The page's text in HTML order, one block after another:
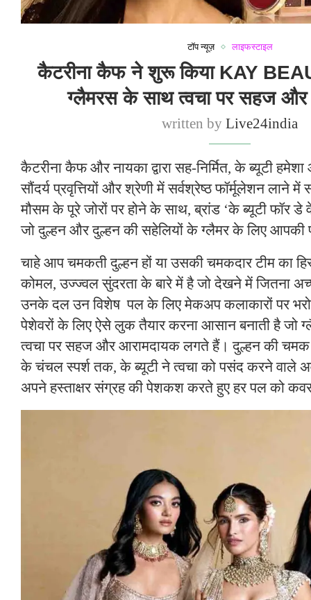
टॉप न्यूज़ लाइफस्टाइल
कैटरीना कैफ ने शुरू किया KAY
ग्लैमरस के साथ त्वचा पर सहज और
written byLive24india
कैटरीना कैफ और नायका द्वारा सह-निर्मित, के ब्यूटी
सौंदर्य प्रवृत्तियों और श्रेणी में सर्वश्रेष्ठ फॉर्मूलेशन लाने
मौसम के पूरे जोरों पर होने के साथ, ब्रांड ‘के ब्यूटी फॉर डे
जो दुल्हन और दुल्हन की सहेलियों के ग्लैमर के लिए आपकी
चाहे आप चमकती दुल्हन हों या उसकी चमकदार टीम का
कोमल, उज्ज्वल सुंदरता के बारे में है जो देखने में जितना
उनके दल उन विशेष पल के लिए मेकअप कलाकारों पर
पेशेवरों के लिए ऐसे लुक तैयार करना आसान बनाती है जो
त्वचा पर सहज और आरामदायक लगते हैं। दुल्हन की
के चंचल स्पर्श तक, के ब्यूटी ने त्वचा को पसंद करने वाले
अपने हस्ताक्षर संग्रह की पेशकश करते हुए हर पल को